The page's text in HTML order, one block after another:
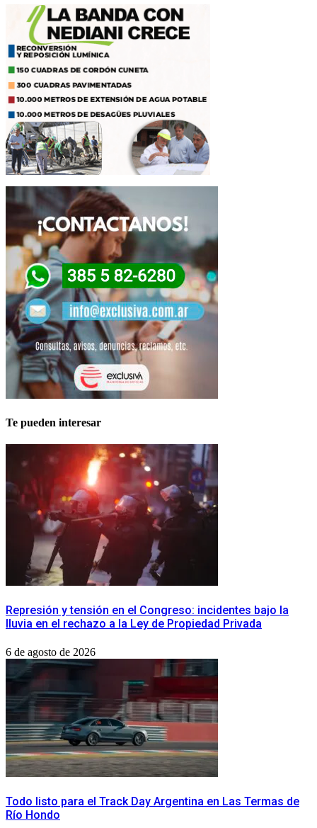
Te pueden interesar
Represión y tensión en el Congreso: incidentes bajo la
lluvia en el rechazo a la Ley de Propiedad Privada
6 de agosto de 2026
Todo listo para el Track Day Argentina en Las Termas de
Río Hondo